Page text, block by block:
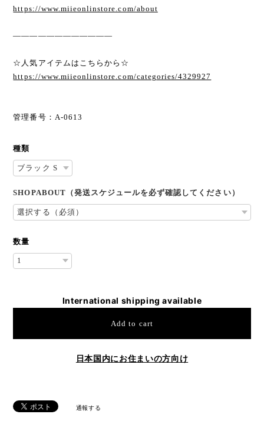
https://www.miieonlinstore.com/about
————————————
☆人気アイテムはこちらから☆
https://www.miieonlinstore.com/categories/4329927
管理番号：A-0613
種類
SHOPABOUT（発送スケジュールを必ず確認してください）
数量
International shipping available
Add to cart
日本国内にお住まいの方向け
通報する